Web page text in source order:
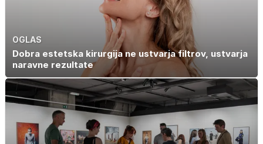
OGLAS
Dobra estetska kirurgija ne ustvarja filtrov, ustvarja
naravne rezultate